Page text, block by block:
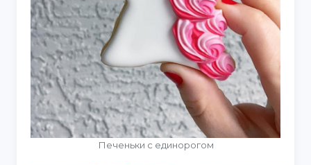
Печеньки с единорогом